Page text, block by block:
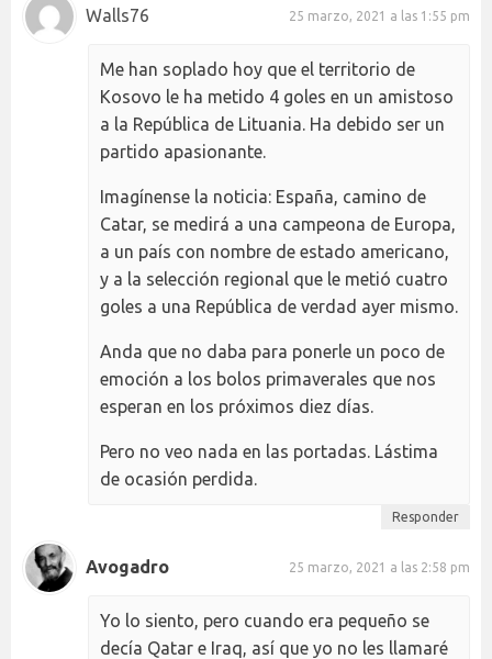
Walls76 25 marzo, 2021 a las 1:55 pm
Me han soplado hoy que el territorio de
Kosovo le ha metido 4 goles en un amistoso
a la República de Lituania. Ha debido ser un
partido apasionante.
Imagínense la noticia: España, camino de
Catar, se medirá a una campeona de Europa,
a un país con nombre de estado americano,
y a la selección regional que le metió cuatro
goles a una República de verdad ayer mismo.
Anda que no daba para ponerle un poco de
emoción a los bolos primaverales que nos
esperan en los próximos diez días.
Pero no veo nada en las portadas. Lástima
de ocasión perdida.
Responder
Avogadro 25 marzo, 2021 a las 2:58 pm
Yo lo siento, pero cuando era pequeño se
decía Qatar e Iraq, así que yo no les llamaré